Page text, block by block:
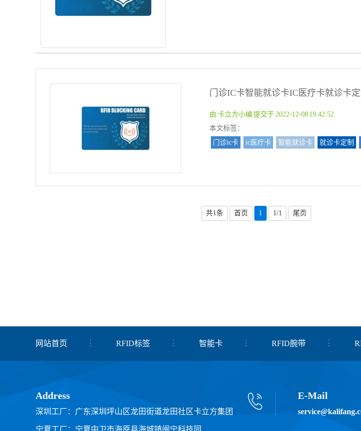
由 卡立方小编 提交于 2022-12-08 19:42:52
本文标签：
门诊ic卡
ic医疗卡 智能就诊卡 就诊卡定制
共1条 首页 1 1/1 尾页
网站首页 RFID标签 智能卡 RFID腕带
关于我们
Address
深圳工厂：广东深圳坪山区龙田街道龙田社区卡立方集团
宁夏工厂：宁夏中卫市海原县海城镇闽宁科技园
E-Mail